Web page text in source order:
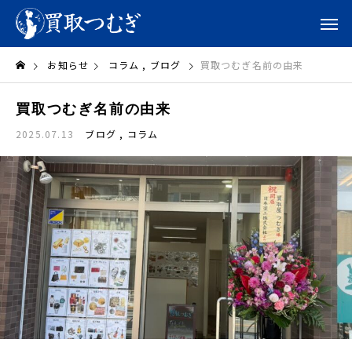
お知らせ コラム ブログ 買取つむぎ名前の由来
買取つむぎ名前の由来
2025.07.13 ブログ コラム